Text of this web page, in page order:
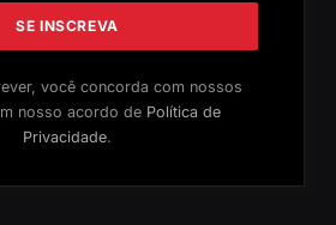
você concorda com nossos
nosso acordo de Política de
Privacidade.